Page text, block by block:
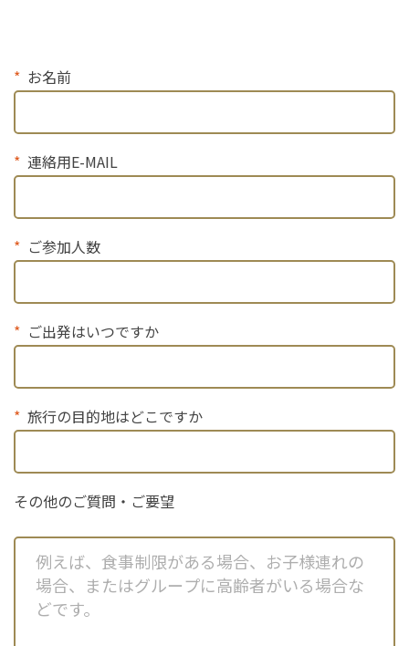
お名前
連絡用E-MAIL
ご参加人数
ご出発はいつですか
旅行の目的地はどこですか
その他のご質問・ご要望